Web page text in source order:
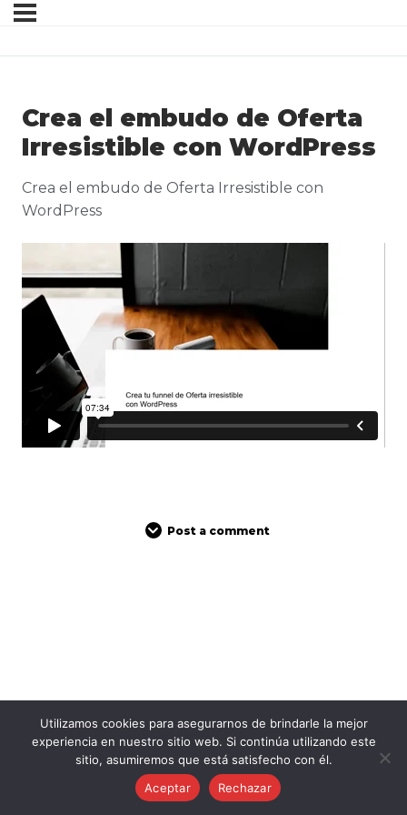
Crea el embudo de Oferta
Irresistible con WordPress
Crea el embudo de Oferta Irresistible con
WordPress
Post a comment
Utilizamos cookies para asegurarnos de brindarle la mejor
experiencia en nuestro sitio web. Si continúa utilizando este
sitio, asumiremos que está satisfecho con él.
Aceptar
Rechazar